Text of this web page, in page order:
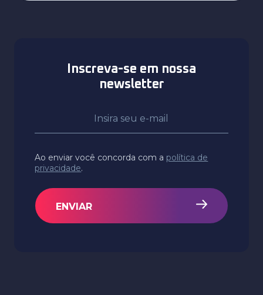
Inscreva-se em nossa
newsletter
Ao enviar você concorda com a política de
privacidade.
ENVIAR